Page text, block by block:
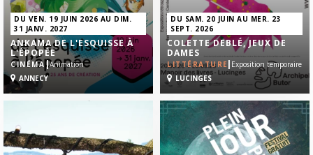
DU VEN. 19 JUIN 2026 AU DIM.
31 JANV. 2027
ANKAMA DE L'ESQUISSE À
L'ÉPOPÉE
CINÉMA |Animation
ANNECY
DU SAM. 20 JUIN AU MER. 23
SEPT. 2026
COLETTE DEBLÉ, JEUX DE
DAMES
LITTÉRATURE| Exposition temporaire
LUCINGES